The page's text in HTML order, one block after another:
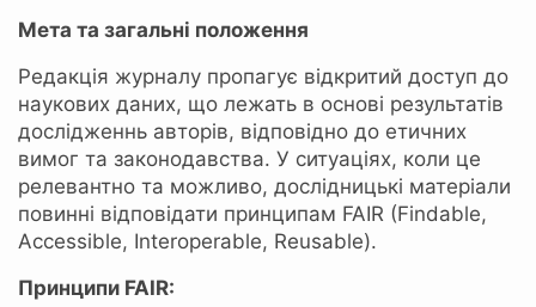
Мета та загальні положення
Редакція журналу пропагує відкритий доступ до
наукових даних, що лежать в основі результатів
дослідженнь авторів, відповідно до етичних
вимог та законодавства. У ситуаціях, коли це
релевантно та можливо, дослідницькі матеріали
повинні відповідати принципам FAIR (Findable,
Accessible, Interoperable, Reusable).
Принципи FAIR: